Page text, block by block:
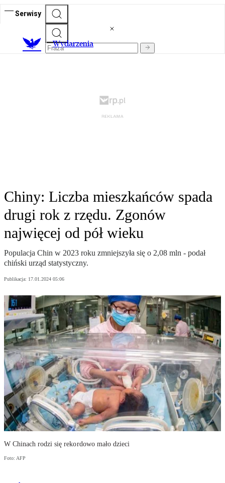
Serwisy
Wydarzenia
Chiny: Liczba mieszkańców spada
drugi rok z rzędu. Zgonów
najwięcej od pół wieku
Populacja Chin w 2023 roku zmniejszyła się o 2,08 mln - podał
chiński urząd statystyczny.
Publikacja: 17.01.2024 05:06
W Chinach rodzi się rekordowo mało dzieci
Foto: AFP